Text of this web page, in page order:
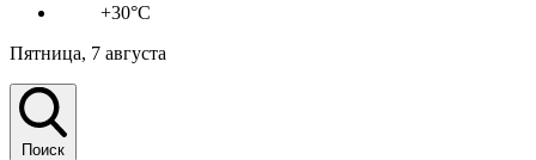
+30°C
Пятница, 7 августа
Поиск